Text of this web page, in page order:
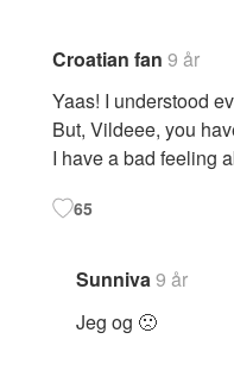
Croatian fan 9 år
Yaas! I understood
But, Vildeee, you
I have a bad feeling
65
Sunniva9 år
Jeg og 🙁